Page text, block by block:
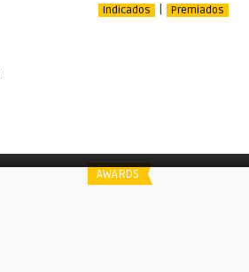
Indicados | Premiados
AWARDS